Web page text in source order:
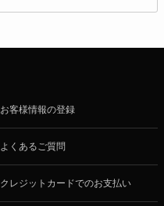
お客様情報の登録
よくあるご質問
クレジットカードでのお支払い